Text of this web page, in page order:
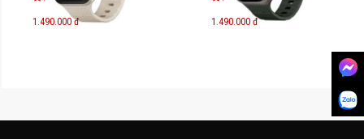
1.490.000 đ 1.490.000 đ